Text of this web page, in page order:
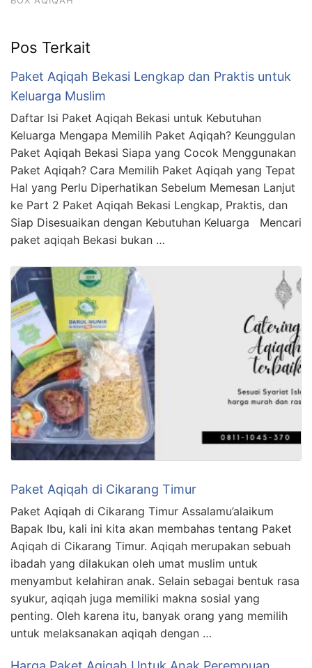
Pos Terkait
Paket Aqiqah Bekasi Lengkap dan Praktis untuk
Keluarga Muslim
Daftar Isi Paket Aqiqah Bekasi untuk Kebutuhan
Keluarga Mengapa Memilih Paket Aqiqah? Keunggulan
Paket Aqiqah Bekasi Siapa yang Cocok Menggunakan
Paket Aqiqah? Cara Memilih Paket Aqiqah yang Tepat
Hal yang Perlu Diperhatikan Sebelum Memesan Lanjut
ke Part 2 Paket Aqiqah Bekasi Lengkap, Praktis, dan
Siap Disesuaikan dengan Kebutuhan Keluarga Mencari
paket aqiqah Bekasi bukan …
Paket Aqiqah di Cikarang Timur
Paket Aqiqah di Cikarang Timur Assalamu’alaikum
Bapak Ibu, kali ini kita akan membahas tentang Paket
Aqiqah di Cikarang Timur. Aqiqah merupakan sebuah
ibadah yang dilakukan oleh umat muslim untuk
menyambut kelahiran anak. Selain sebagai bentuk rasa
syukur, aqiqah juga memiliki makna sosial yang
penting. Oleh karena itu, banyak orang yang memilih
untuk melaksanakan aqiqah dengan …